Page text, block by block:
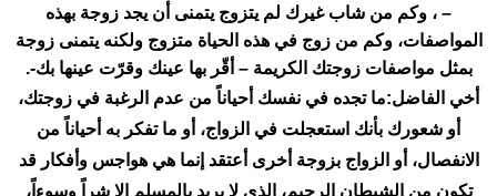
– ، وكم من شاب غيرك لم يتزوج يتمنى أن يجد زوجة بهذه
المواصفات، وكم من زوج في هذه الحياة متزوج ولكنه يتمنى زوجة
بمثل مواصفات زوجتك الكريمة – أقّر بها عينك وقرّت عينها بك-.
أخي الفاضل:ما تجده في نفسك أحياناً من عدم الرغبة في زوجتك،
أو شعورك بأنك استعجلت في الزواج، أو ما تفكر به أحياناً من
الانفصال، أو الزواج بزوجة أخرى أعتقد إنما هي هواجس وأفكار قد
تكون من الشيطان الرجيم، الذي لا يريد بالمسلم إلا شراً وسوءاً،